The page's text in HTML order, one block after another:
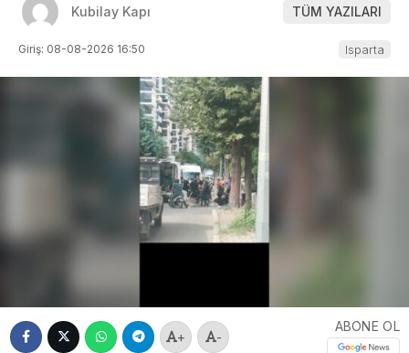
Kubilay Kapı TÜM YAZILARI
Giriş: 08-08-2026 16:50 Isparta
+ -
ABONE OL